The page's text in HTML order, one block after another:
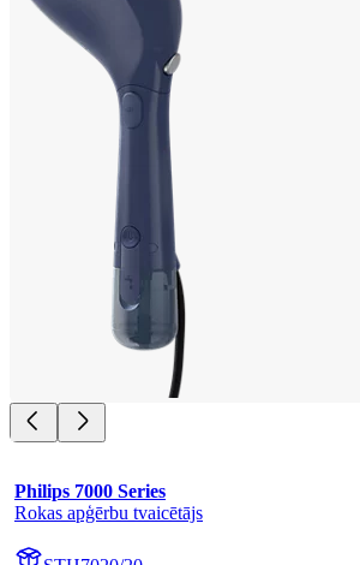
Philips 7000 Series
Rokas apģērbu tvaicētājs